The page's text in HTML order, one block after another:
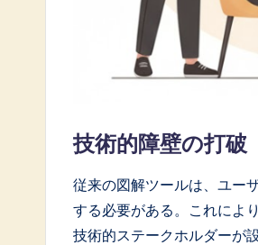
技術的障壁の打破
従来の図解ツールは、ユー
する必要がある。これによ
技術的ステークホルダーが